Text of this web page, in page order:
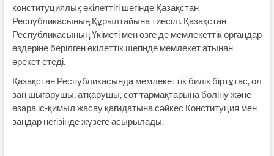
конституциялық өкілеттігі шегінде Қазақстан
Республикасының Құрылтайына тиесілі. Қазақстан
Республикасының Үкіметі мен өзге де мемлекеттік органдар
өздеріне берілген өкілеттік шегінде мемлекет атынан
әрекет етеді.
Қазақстан Республикасында мемлекеттік билік біртұтас, ол
заң шығарушы, атқарушы, сот тармақтарына бөліну және
өзара іс-қимыл жасау қағидатына сәйкес Конституция мен
заңдар негізінде жүзеге асырылады.